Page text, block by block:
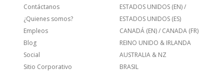
Links Relacionados
Contáctanos
¿Quienes somos?
En todo el mundo
ESTADOS UNIDOS (EN)
ESTADOS UNIDOS (ES)